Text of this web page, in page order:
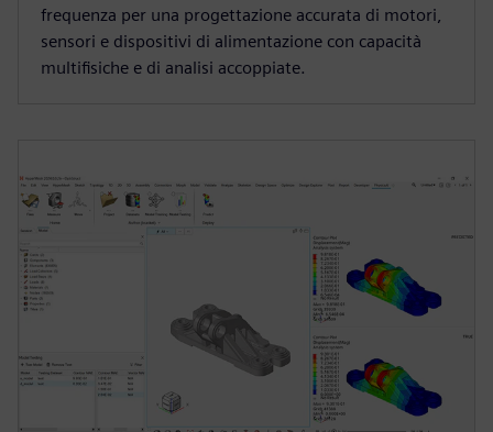
frequenza per una progettazione accurata di motori,
sensori e dispositivi di alimentazione con capacità
multifisiche e di analisi accoppiate.